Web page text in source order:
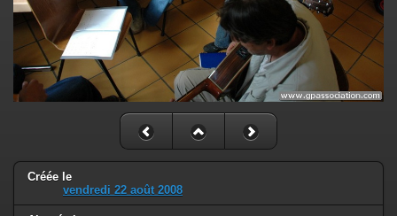
Créée le
vendredi 22 août 2008